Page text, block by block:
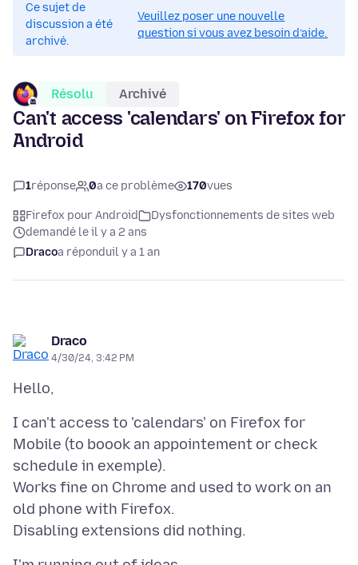
Ce sujet de
discussion a été
archivé.
Veuillez poser une nouvelle
question si vous avez besoin d’aide.
Résolu Archivé
Can't access 'calendars' on Firefox for
Android
1réponse 0a ce problème 170vues
Firefox pour Android
Dysfonctionnements de sites web
demandé le il y a 2 ans
Dracoa réponduil y a 1 an
Draco
4/30/24, 3:42 PM
I can't access to 'calendars' on Firefox for
Mobile (to boook an appointement or check
schedule in exemple).
Works fine on Chrome and used to work on an
old phone with Firefox.